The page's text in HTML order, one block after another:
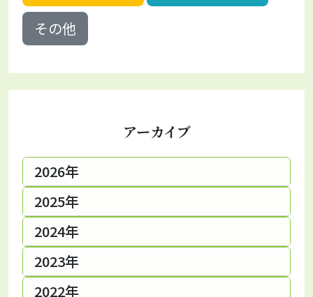
その他
アーカイブ
2026年
2025年
2024年
2023年
2022年